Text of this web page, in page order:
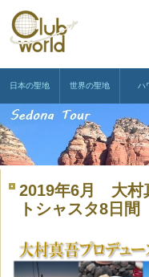
日本の聖地 世界の聖地 ハ
2019年6月 大村
トシャスタ8日間